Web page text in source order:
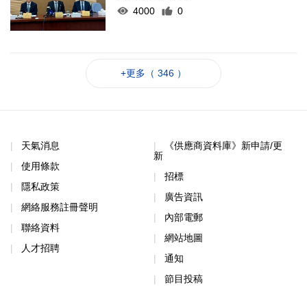
4000
0
+更多（ 346 ）
天氣消息
使用條款
隱私政策
網絡服務註冊聲明
聯絡資料
人才招聘
《供應商資料庫》新申請/更
新
招標
廣告資訊
內部電郵
網站地圖
通知
節目投稿